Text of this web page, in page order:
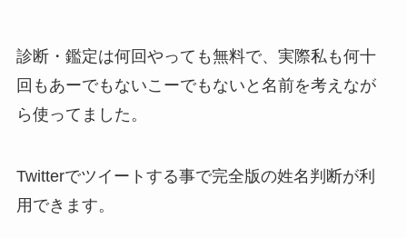
診断・鑑定は何回やっても無料で、実際私も何十
回もあーでもないこーでもないと名前を考えなが
ら使ってました。
Twitterでツイートする事で完全版の姓名判断が利
用できます。